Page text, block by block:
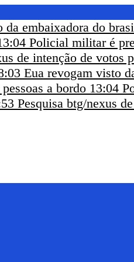
da embaixadora do
Policial militar é
de intenção de votos
Eua revogam visto
a bordo 13:04
Pesquisa btg/nexus